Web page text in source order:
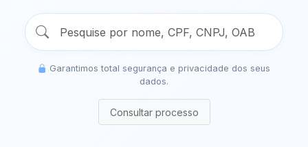
Garantimos total segurança e privacidade dos seus
dados.
Consultar processo